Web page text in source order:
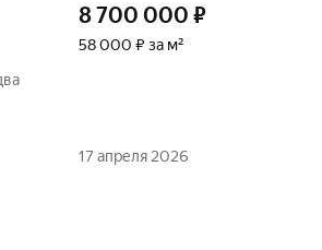
8 700 000 ₽
58 000 ₽ за м²
17 апреля 2026